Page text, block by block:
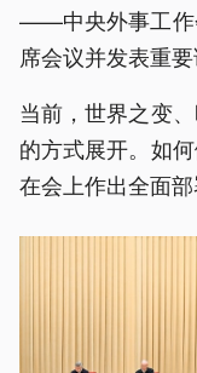
——中央外事工作
席会议并发表重要
当前，世界之变
的方式展开。如
在会上作出全面